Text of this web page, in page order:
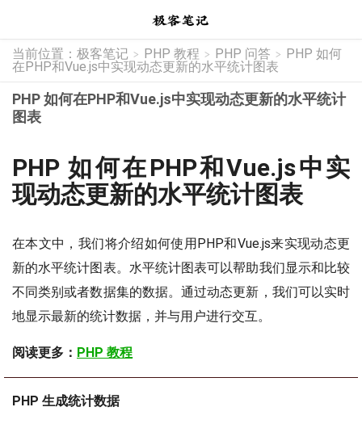
当前位置： 极客笔记 > PHP 教程 > PHP 问答 > PHP 如何
在PHP和Vue.js中实现动态更新的水平统计图表
PHP 如何在PHP和Vue.js中实现动态更新的水平统计
图表
PHP 如何在PHP和Vue.js中实
现动态更新的水平统计图表
在本文中，我们将介绍如何使用PHP和Vue.js来实现动态更
新的水平统计图表。水平统计图表可以帮助我们显示和比较
不同类别或者数据集的数据。通过动态更新，我们可以实时
地显示最新的统计数据，并与用户进行交互。
阅读更多： PHP 教程
PHP 生成统计数据